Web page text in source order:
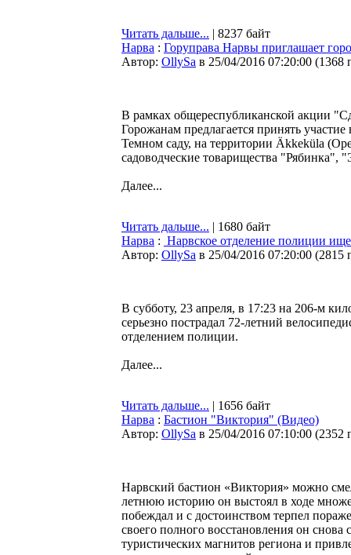
Читать дальше... | 8237 байт
Нарва : Горуправа Нарвы приглашает
Автор: OllySa в 25/04/2016 07:20:00 (1368
В рамках общереспубликанской акции
Горожанам предлагается принять
Темном саду, на территории Äkkeküla
садоводческие товарищества
Далее...
Читать дальше... | 1680 байт
Нарва : Нарвское отделение полиции
Автор: OllySa в 25/04/2016 07:20:00 (2815
В субботу, 23 апреля, в 17:23 на 206-м
серьезно пострадал 72-летний
отделением полиции.
Далее...
Читать дальше... | 1656 байт
Нарва : Бастион "Виктория" (Видео)
Автор: OllySa в 25/04/2016 07:10:00 (2352
Нарвский бастион «Виктория» можно
летнюю историю он выстоял в ходе
побеждал и с достоинством терпел
своего полного восстановления он
туристических магнитов региона и